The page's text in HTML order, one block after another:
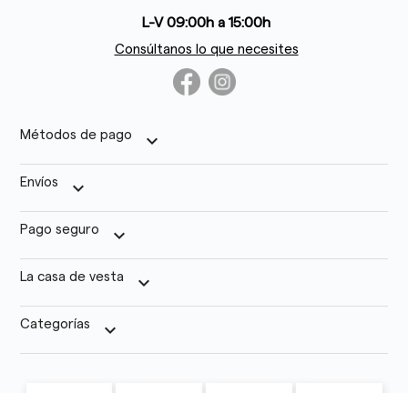
L-V 09:00h a 15:00h
Consúltanos lo que necesites
Métodos de pago keyboard_arrow_down
Envíos keyboard_arrow_down
Pago seguro keyboard_arrow_down
La casa de vesta keyboard_arrow_down
Categorías keyboard_arrow_down